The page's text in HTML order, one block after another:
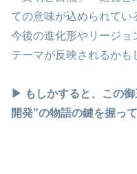
ての意味が込められてい
今後の進化形やリージョ
テーマが反映されるかも
▶︎ もしかすると、この
開発”の物語の鍵を握っ